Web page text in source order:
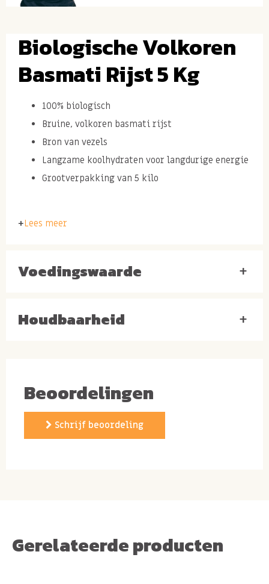
Biologische Volkoren
Basmati Rijst 5 Kg
100% biologisch
Bruine, volkoren basmati rijst
Bron van vezels
Langzame koolhydraten voor langdurige energie
Grootverpakking van 5 kilo
Ingrediënten: basmati rijst*( volkoren)
Lees meer
Voedingswaarde +
Houdbaarheid +
Beoordelingen
Schrijf beoordeling
Gerelateerde producten